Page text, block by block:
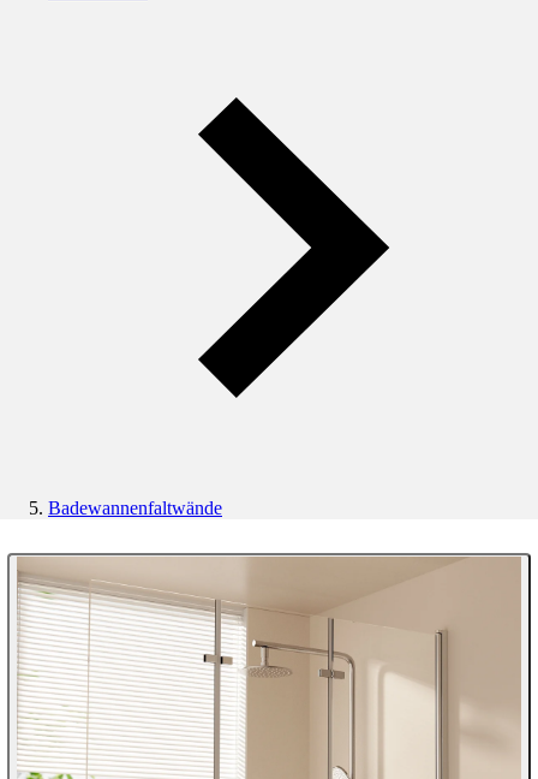
Badewannenfaltwände